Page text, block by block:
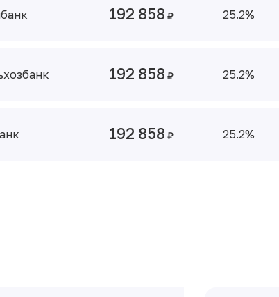
192 858 25.2
192 858 25.2
192 858 25.2